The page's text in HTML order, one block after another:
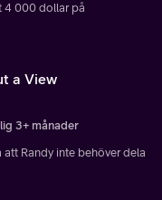
4 000 dollar på
a View
3+ månader
att Randy inte behöver dela